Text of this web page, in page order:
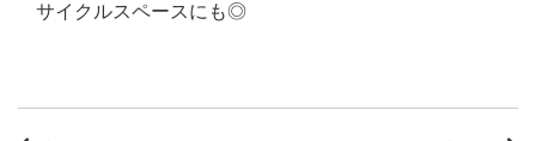
サイクルスペースにも◎